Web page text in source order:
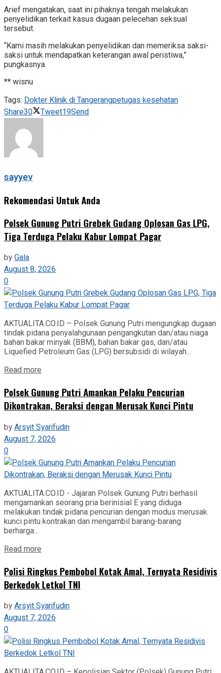
Arief mengatakan, saat ini pihaknya tengah melakukan
penyelidikan terkait kasus dugaan pelecehan seksual
tersebut.
“Kami masih melakukan penyelidikan dan memeriksa saksi-
saksi untuk mendapatkan keterangan awal peristiwa,”
pungkasnya.
** wisnu
Tags: Dokter Klinik di Tangerangpetugas kesehatan
Share30 Tweet19Send
sayyev
Rekomendasi Untuk Anda
Polsek Gunung Putri Grebek Gudang Oplosan Gas LPG,
Tiga Terduga Pelaku Kabur Lompat Pagar
byGala
August 8, 2026
0
AKTUALITA.CO.ID – Polsek Gunung Putri mengungkap dugaan
tindak pidana penyalahgunaan pengangkutan dan/atau niaga
bahan bakar minyak (BBM), bahan bakar gas, dan/atau
Liquefied Petroleum Gas (LPG) bersubsidi di wilayah...
Read more
Polsek Gunung Putri Amankan Pelaku Pencurian
Dikontrakan, Beraksi dengan Merusak Kunci Pintu
byArsyit Syarifudin
August 7, 2026
0
AKTUALITA.CO.ID - Jajaran Polsek Gunung Putri berhasil
mengamankan seorang pria berinisial E yang diduga
melakukan tindak pidana pencurian dengan modus merusak
kunci pintu kontrakan dan mengambil barang-barang
berharga...
Read more
Polisi Ringkus Pembobol Kotak Amal, Ternyata Residivis
Berkedok Letkol TNI
byArsyit Syarifudin
August 7, 2026
0